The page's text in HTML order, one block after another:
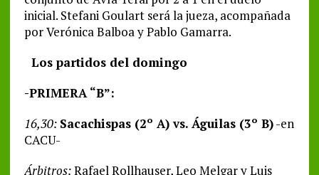
inicial. Stefani Goulart será la jueza, acompañada
por Verónica Balboa y Pablo Gamarra.
Los partidos del domingo
-PRIMERA “B”:
16,30: Sacachispas (2º A) vs. Águilas (3º B)-en
CACU-
Árbitros:Rafael Rollhauser, Leo Melgar y Luis